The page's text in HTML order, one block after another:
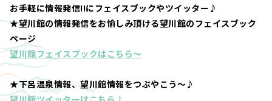
お手軽に情報発信!!にフェイスブックやツイッター♪
★望川館の情報発信をお愉しみ頂ける望川館のフェイスブック
ページ
望川館フェイスブックはこちら～
★下呂温泉情報、望川館情報をつぶやこう～♪